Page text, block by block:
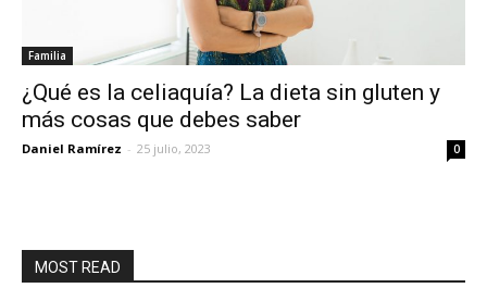
Familia
¿Qué es la celiaquía? La dieta sin gluten y
más cosas que debes saber
Daniel Ramírez - 25 julio, 2023 0
MOST READ